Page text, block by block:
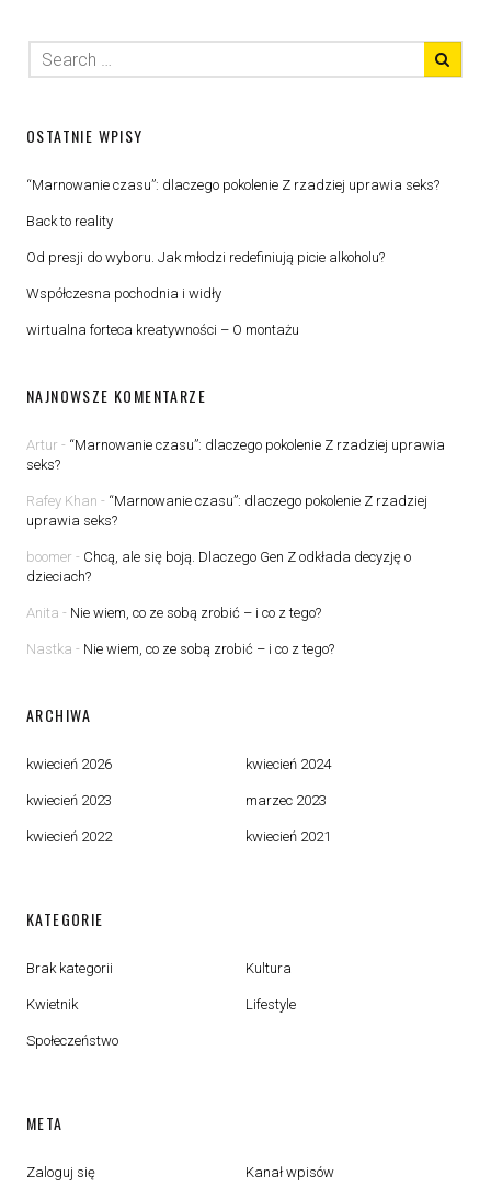
OSTATNIE WPISY
“Marnowanie czasu”: dlaczego pokolenie Z rzadziej uprawia seks?
Back to reality
Od presji do wyboru. Jak młodzi redefiniują picie alkoholu?
Współczesna pochodnia i widły
wirtualna forteca kreatywności – O montażu
NAJNOWSZE KOMENTARZE
Artur - “Marnowanie czasu”: dlaczego pokolenie Z rzadziej uprawia
seks?
Rafey Khan - “Marnowanie czasu”: dlaczego pokolenie Z rzadziej
uprawia seks?
boomer - Chcą, ale się boją. Dlaczego Gen Z odkłada decyzję o
dzieciach?
Anita - Nie wiem, co ze sobą zrobić – i co z tego?
Nastka - Nie wiem, co ze sobą zrobić – i co z tego?
ARCHIWA
kwiecień 2026 kwiecień 2024
kwiecień 2023 marzec 2023
kwiecień 2022 kwiecień 2021
KATEGORIE
Brak kategorii Kultura
Kwietnik Lifestyle
Społeczeństwo
META
Zaloguj się Kanał wpisów